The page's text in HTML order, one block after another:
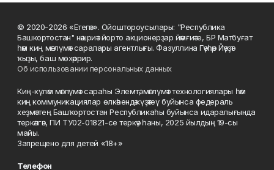
© 2020-2026 «Етегән». Ойоштороусылары: "Республика
Башкортостан" нәшриәт йорто акционерҙар йәмғиәте, БР Матбуғат
һәм киң мәғлүмәт саралары агентлығы. Фазуллина Гәүһәр Йәүҙәт
ҡыҙы, баш мөхәррир.
Об использовании персональных данных
Киң-күләм мәғлүмәт сараһы Элемтә, мәғлүмәт технологиялары һәм
киң коммуникациялар өлкәһендә күҙәтеү буйынса федераль
хеҙмәттең Башҡортостан Республикаһы буйынса идаралығында
теркәлгән, ПИ ТУ02-01821-се теркәү һаны, 2025 йылдың 19-сы
майы.
Запрещено для детей «18+»
Телефон